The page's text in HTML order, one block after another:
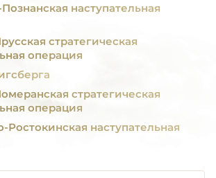
наступательная
стратегическая
операция
стратегическая
операция
Ростокинская наступательная